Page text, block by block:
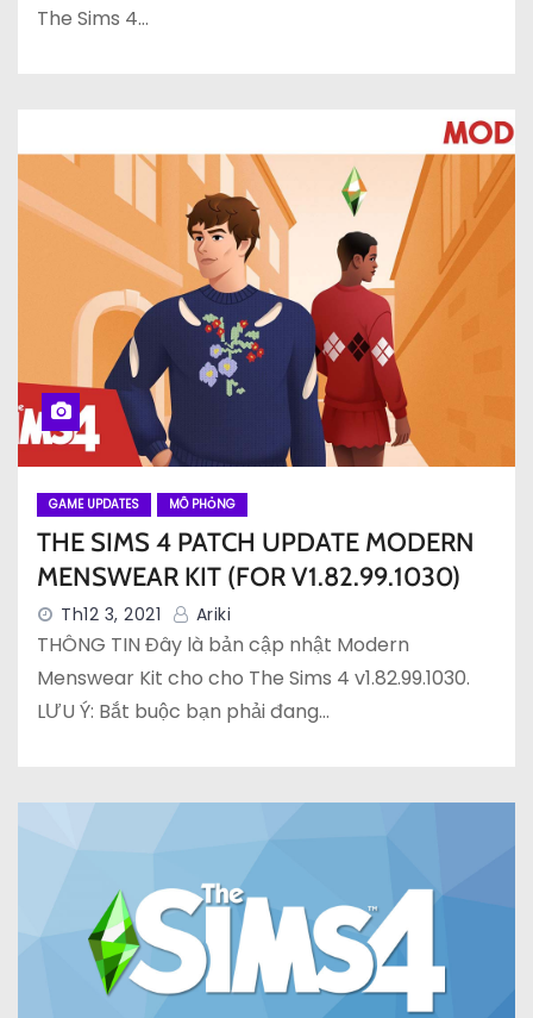
The Sims 4…
GAME UPDATES MÔ PHỎNG
THE SIMS 4 PATCH UPDATE MODERN
MENSWEAR KIT (FOR V1.82.99.1030)
Th12 3, 2021 Ariki
THÔNG TIN Đây là bản cập nhật Modern
Menswear Kit cho cho The Sims 4 v1.82.99.1030.
LƯU Ý: Bắt buộc bạn phải đang…